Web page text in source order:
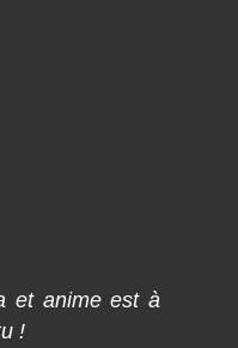
et anime est à
!